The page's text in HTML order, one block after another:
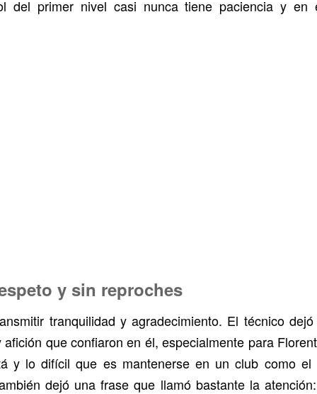
del primer nivel casi nunca tiene paciencia y en
y sin reproches
tranquilidad y agradecimiento. El técnico
que confiaron en él, especialmente para
y lo difícil que es mantenerse en un club como
dejó una frase que llamó bastante la